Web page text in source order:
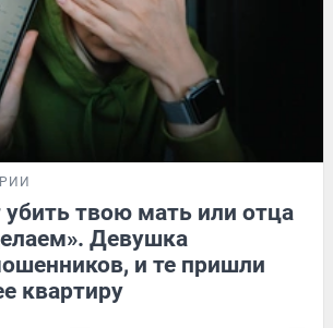
убить твою мать или отца
Девушка
и те пришли
квартиру